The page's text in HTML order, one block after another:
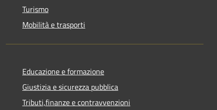
Turismo
Mobilità e trasporti
Educazione e formazione
Giustizia e sicurezza pubblica
Tributi,finanze e contravvenzioni